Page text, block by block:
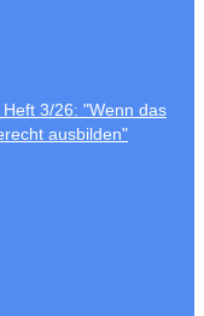
3/26: "Wenn das
ausbilden"